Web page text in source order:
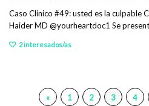
Caso Clínico #49: usted es la culpable
Haider MD @yourheartdoc1 Se
2interesados/as
« 1 2 3 4